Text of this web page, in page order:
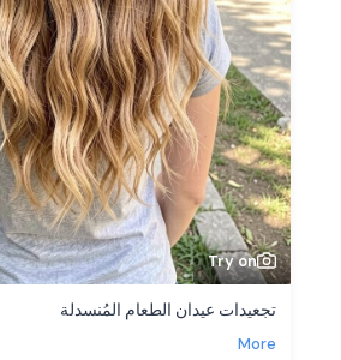
Try on
تجعيدات عيدان الطعام المُنسدلة
More